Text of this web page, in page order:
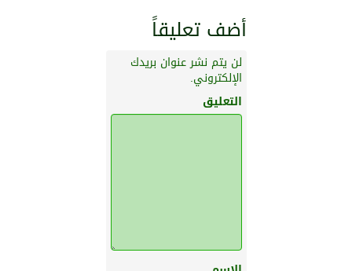
أضف تعليقاً
لن يتم نشر عنوان بريدك
الإلكتروني.
التعليق